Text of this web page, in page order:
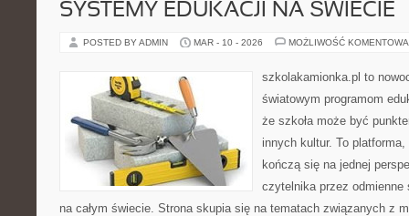
SYSTEMY EDUKACJI NA ŚWIECIE
POSTED BY ADMIN MAR - 10 - 2026 MOŻLIWOŚĆ
szkolakamionka.pl to
światowym programom
że szkoła może być
innych kultur. To
kończą się na jednej
czytelnika przez odmienne
na całym świecie. Strona skupia się na tematach związanych z